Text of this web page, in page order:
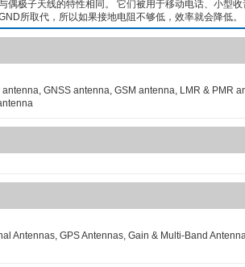
偶极子天线的特性相同。 它们被用于移动电话、小型
所取代，所以如果接地电阻不够低，效率就会降低。
GNSS antenna, GSM antenna, LMR & PMR
Antennas, GPS Antennas, Gain & Multi-Band